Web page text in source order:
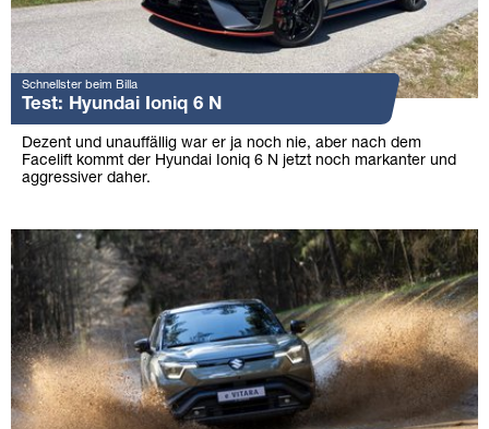
Schnellster beim Billa
Test: Hyundai Ioniq 6 N
Dezent und unauffällig war er ja noch nie, aber nach dem
Facelift kommt der Hyundai Ioniq 6 N jetzt noch markanter und
aggressiver daher.